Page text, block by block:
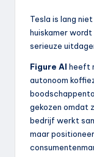
Tesla is lang
huiskamer
serieuze
Figure AI heeft
autonoom
gekozen omdat
bedrijf werkt
maar